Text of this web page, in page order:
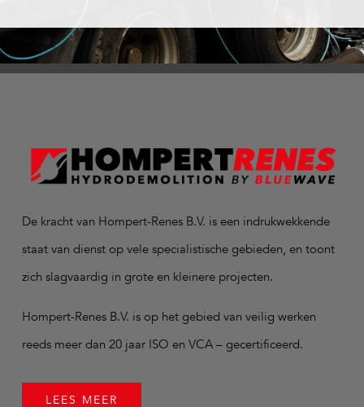
De kracht van Hompert-Renes B.V. is een indrukwekkende
staat van dienst op vele specialistische gebieden, en toont
zich slagvaardig in grote en kleinere projecten.
Hompert-Renes B.V. is op het gebied van veilig werken
reeds meer dan 20 jaar ISO en VCA – gecertificeerd.
LEES MEER